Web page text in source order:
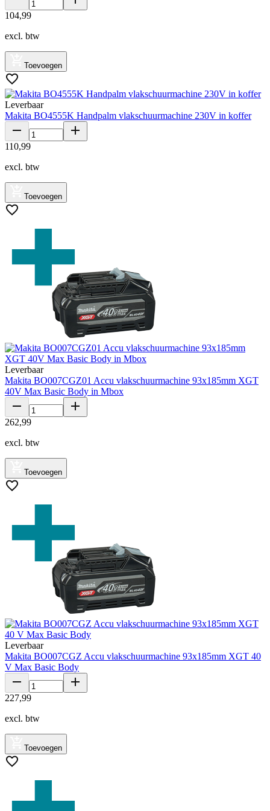
104,99
excl. btw
Toevoegen
Leverbaar
Makita BO4555K Handpalm vlakschuurmachine 230V in koffer
110,99
excl. btw
Toevoegen
Leverbaar
Makita BO007CGZ01 Accu vlakschuurmachine 93x185mm XGT
40V Max Basic Body in Mbox
262,99
excl. btw
Toevoegen
Leverbaar
Makita BO007CGZ Accu vlakschuurmachine 93x185mm XGT 40
V Max Basic Body
227,99
excl. btw
Toevoegen